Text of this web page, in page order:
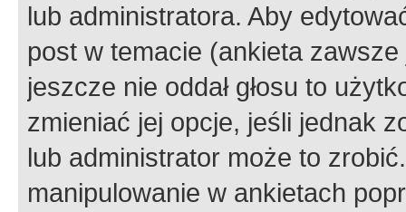
lub administratora. Aby
post w temacie (ankieta
jeszcze nie oddał głosu to
zmieniać jej opcje, jeśli jednak
lub administrator może to
manipulowanie w ankietach